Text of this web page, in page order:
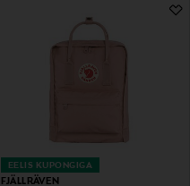
EELIS KUPONGIGA
FJÄLLRÄVEN